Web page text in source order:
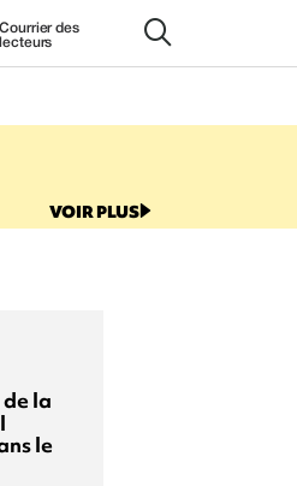
Courrier des
lecteurs
VOIR PLUS
la
le